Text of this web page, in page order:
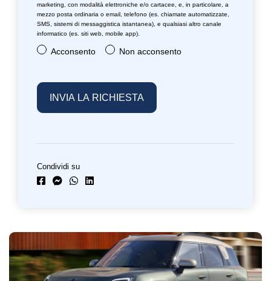
marketing, con modalità elettroniche e/o cartacee, e, in particolare, a
mezzo posta ordinaria o email, telefono (es. chiamate automatizzate,
SMS, sistemi di messaggistica istantanea), e qualsiasi altro canale
informatico (es. siti web, mobile app).
Acconsento Non acconsento
Condividi su